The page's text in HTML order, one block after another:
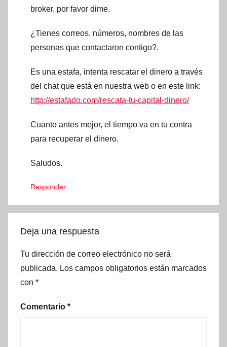
broker, por favor dime.
¿Tienes correos, números, nombres de las
personas que contactaron contigo?.
Es una estafa, intenta rescatar el dinero a través
del chat que está en nuestra web o en este link:
http://estafado.com/rescata-tu-capital-dinero/
Cuanto antes mejor, el tiempo va en tu contra
para recuperar el dinero.
Saludos.
Responder
Deja una respuesta
Tu dirección de correo electrónico no será
publicada. Los campos obligatorios están marcados
con *
Comentario *